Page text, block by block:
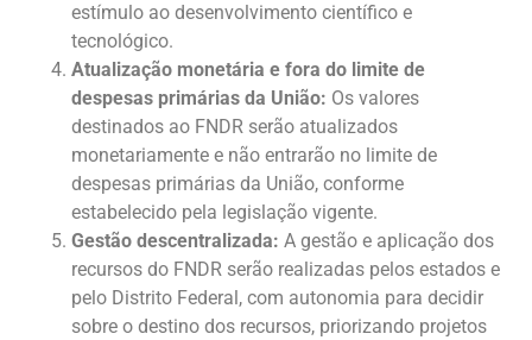
estímulo ao desenvolvimento científico e
tecnológico.
Atualização monetária e fora do limite de
despesas primárias da União: Os valores
destinados ao FNDR serão atualizados
monetariamente e não entrarão no limite de
despesas primárias da União, conforme
estabelecido pela legislação vigente.
Gestão descentralizada: A gestão e aplicação dos
recursos do FNDR serão realizadas pelos estados e
pelo Distrito Federal, com autonomia para decidir
sobre o destino dos recursos, priorizando projetos